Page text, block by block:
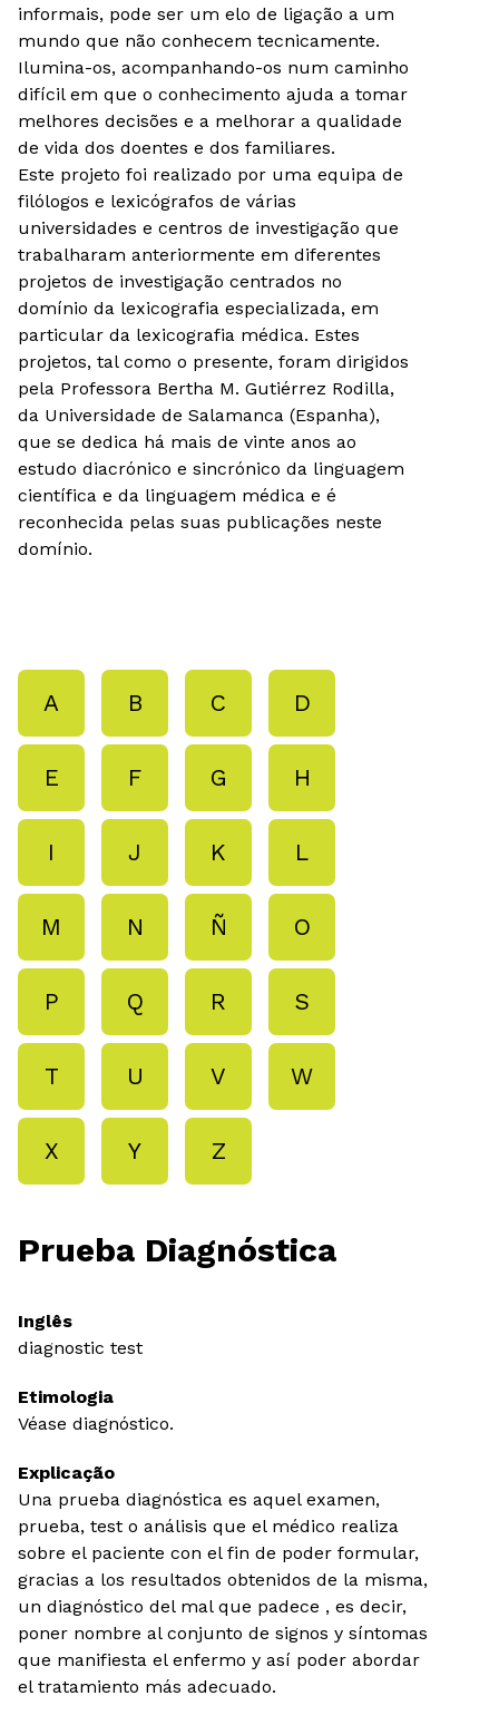
informais, pode ser um elo de ligação a um
mundo que não conhecem tecnicamente.
Ilumina-os, acompanhando-os num caminho
difícil em que o conhecimento ajuda a tomar
melhores decisões e a melhorar a qualidade
de vida dos doentes e dos familiares.
Este projeto foi realizado por uma equipa de
filólogos e lexicógrafos de várias
universidades e centros de investigação que
trabalharam anteriormente em diferentes
projetos de investigação centrados no
domínio da lexicografia especializada, em
particular da lexicografia médica. Estes
projetos, tal como o presente, foram dirigidos
pela Professora Bertha M. Gutiérrez Rodilla,
da Universidade de Salamanca (Espanha),
que se dedica há mais de vinte anos ao
estudo diacrónico e sincrónico da linguagem
científica e da linguagem médica e é
reconhecida pelas suas publicações neste
domínio.
A B C D
E F G H
I J K L
M N Ñ O
P Q R S
T U V W
X Y Z
Prueba Diagnóstica
Inglês
diagnostic test
Etimologia
Véase diagnóstico.
Explicação
Una prueba diagnóstica es aquel examen,
prueba, test o análisis que el médico realiza
sobre el paciente con el fin de poder formular,
gracias a los resultados obtenidos de la misma,
un diagnóstico del mal que padece , es decir,
poner nombre al conjunto de signos y síntomas
que manifiesta el enfermo y así poder abordar
el tratamiento más adecuado.